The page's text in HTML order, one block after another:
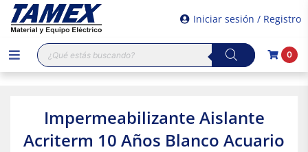
Iniciar sesión / Registro
Búsqueda
de
productos
0
Impermeabilizante Aislante
Acriterm 10 Años Blanco Acuario